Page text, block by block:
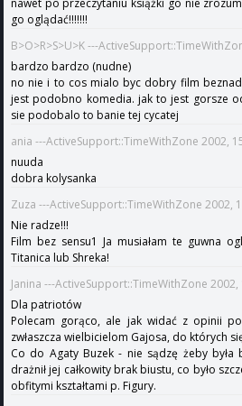
nawet po przeczytaniu książki go nie
go oglądać!!!!!!!
B>O>R>S>U>K ---
bardzo bardzo (nudne)
no nie i to cos mialo byc dobry film
jest podobno komedia. jak to jest gorsze
sie podobalo to banie tej cycatej
ania ---ActiveSupport::TimeWithZone 2002,
nuuda
dobra kolysanka
Zuza ---ActiveSupport::TimeWithZone 2002,
Nie radze!!!
Film bez sensu1 Ja musiałam te guwna
Titanica lub Shreka!
Janina ---ActiveSupport::TimeWithZone 2002,
Dla patriotów
Polecam gorąco, ale jak widać z opinii
zwłaszcza wielbicielom Gajosa, do których
Co do Agaty Buzek - nie sądzę żeby była
drażnił jej całkowity brak biustu, co było
obfitymi kształtami p. Figury.